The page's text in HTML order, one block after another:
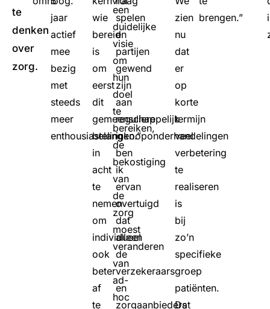
te
denken
over
zorg.
jaar
actief
mee
bezig
met
steeds
meer
enthousiastelingen.”
wie
bereid
is
om
eerst
dit
gemeenschappelijk
belang
in
acht
te
nemen
om
individueel
ook
beter
af
te
een
duidelijke
visie
om
hun
doel
te
bereiken,
de
bekostiging
van
de
zorg
moest
veranderen
van
ad-
hoc
spelen
en
partijen
gewend
zijn
aan
reguliere
inkooponderhandelingen
ben
ik
ervan
overtuigd
dat
alleen
de
verzekeraars
en
zorgaanbieders
zien
nu
dat
er
op
korte
termijn
veel
verbetering
te
realiseren
is
bij
zo’n
specifieke
groep
patiënten.
Dat
brengen.”